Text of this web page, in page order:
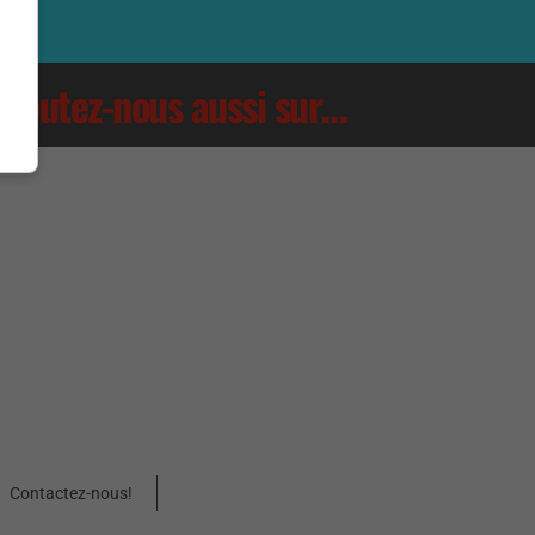
Écoutez-nous aussi sur…
Contactez-nous!